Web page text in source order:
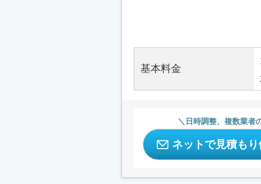
基本料金
日時調整、複数業者
ネットで見積も